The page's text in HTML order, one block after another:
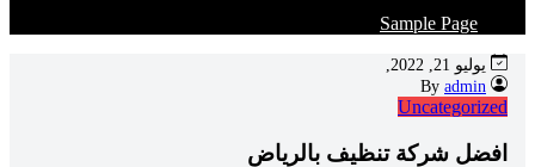
Sample Page
يوليو 21, 2022,
admin
Uncategorized
افضل شركة تنظيف بالرياض